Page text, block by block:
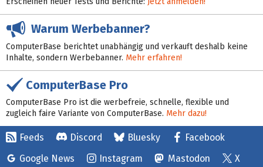
Warum Werbebanner?
ComputerBase berichtet unabhängig und verkauft deshalb keine
Inhalte, sondern Werbebanner. Mehr erfahren!
ComputerBase Pro
ComputerBase Pro ist die werbefreie, schnelle, flexible und
zugleich faire Variante von ComputerBase. Mehr dazu!
Feeds Discord Bluesky
Facebook
Google News
Instagram Mastodon X